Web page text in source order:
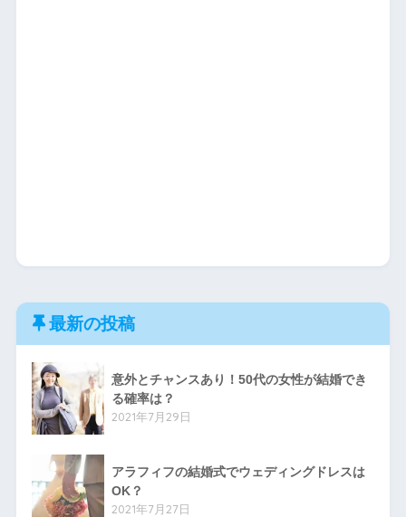
最新の投稿
意外とチャンスあり！50代の女性が結婚でき
る確率は？
2021年7月29日
アラフィフの結婚式でウェディングドレスは
OK？
2021年7月27日